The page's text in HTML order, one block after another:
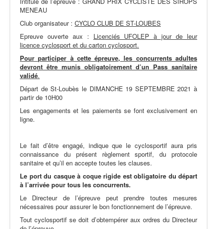
MENEAU
Club organisateur : CYCLO CLUB DE ST-LOUBES
Epreuve ouverte aux : Licenciés UFOLEP à jour de leur
licence cyclosport et du carton cyclosport.
Pour participer à cette épreuve, les concurrents adultes
devront être munis obligatoirement d’un Pass sanitaire
validé.
Départ de St-Loubès le DIMANCHE 19 SEPTEMBRE 2021 à
partir de 10H00
Les engagements et les paiements se font exclusivement en
ligne.
Le fait d’être engagé, indique que le cyclosportif aura pris
connaissance du présent règlement sportif, du protocole
sanitaire et qu’il en accepte toutes les clauses.
Le port du casque à coque rigide est obligatoire du départ
à l’arrivée pour tous les concurrents.
Le Directeur de l’épreuve peut prendre toutes mesures
nécessaires pour assurer le bon fonctionnement de l’épreuve.
Tout cyclosportif se doit d’obtempérer aux ordres du Directeur